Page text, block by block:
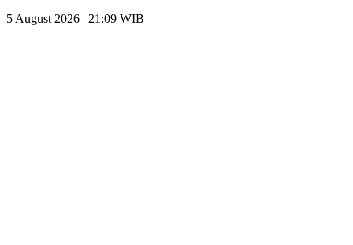
5 August 2026 | 21:09 WIB